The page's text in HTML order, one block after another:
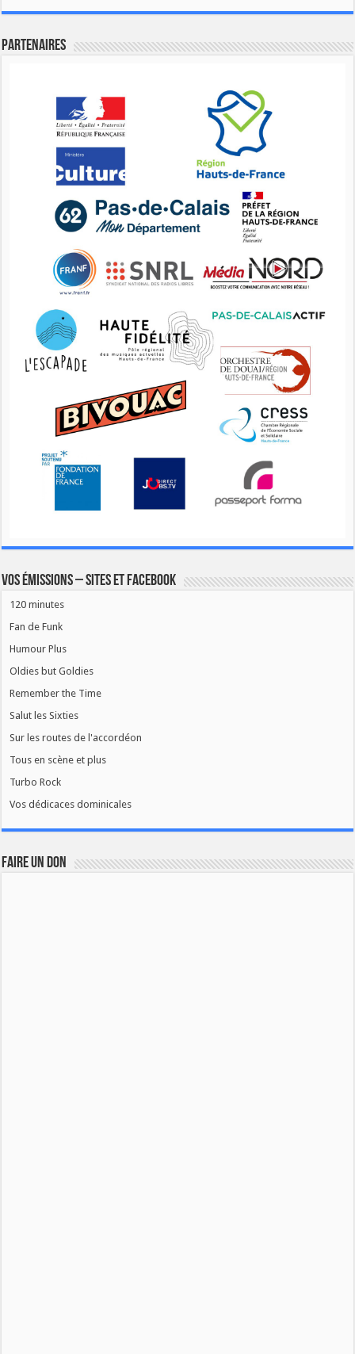
Partenaires
Vos émissions – Sites et Facebook
120 minutes
Fan de Funk
Humour Plus
Oldies but Goldies
Remember the Time
Salut les Sixties
Sur les routes de l'accordéon
Tous en scène et plus
Turbo Rock
Vos dédicaces dominicales
FAIRE UN DON